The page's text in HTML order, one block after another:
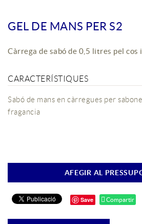
GEL DE MANS PER S2
Càrrega de sabó de 0,5 litres pel cos
CARACTERÍSTIQUES
Sabó de mans en càrregues per
fragancia
AFEGIR AL
Save Compartir